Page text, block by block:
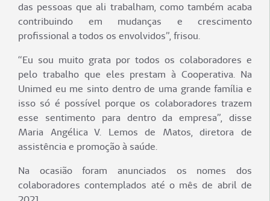
das pessoas que ali trabalham, como também acaba
contribuindo em mudanças e crescimento
profissional a todos os envolvidos”, frisou.
“Eu sou muito grata por todos os colaboradores e
pelo trabalho que eles prestam à Cooperativa. Na
Unimed eu me sinto dentro de uma grande família e
isso só é possível porque os colaboradores trazem
esse sentimento para dentro da empresa”, disse
Maria Angélica V. Lemos de Matos, diretora de
assistência e promoção à saúde.
Na ocasião foram anunciados os nomes dos
colaboradores contemplados até o mês de abril de